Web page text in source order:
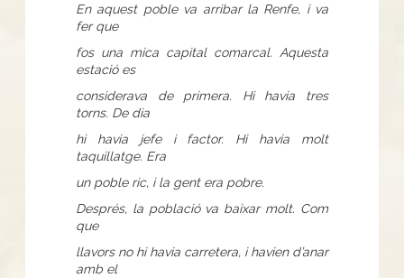
En aquest poble va arribar la Renfe, i va
fer que
fos una mica capital comarcal. Aquesta
estació es
considerava de primera. Hi havia tres
torns. De dia
hi havia jefe i factor. Hi havia molt
taquillatge. Era
un poble ric, i la gent era pobre.
Després, la població va baixar molt. Com
que
llavors no hi havia carretera, i havien d’anar
amb el